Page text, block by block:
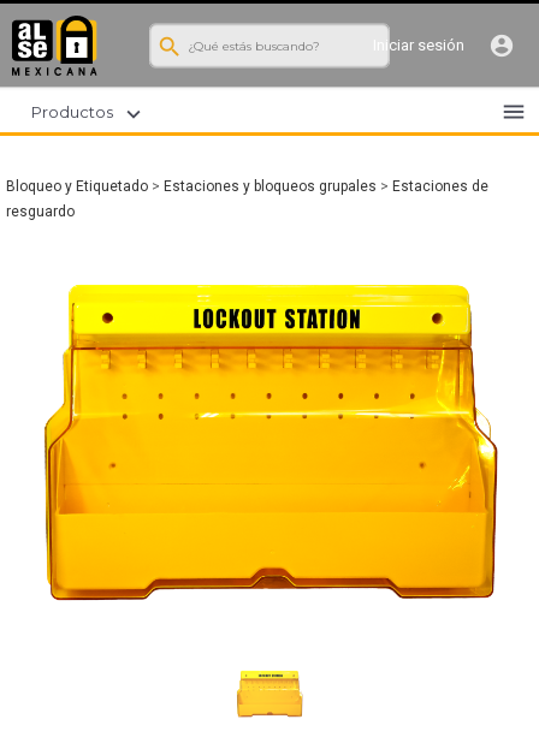
search Iniciar sesión account_circle
menu
Productos expand_more
Bloqueo y Etiquetado > Estaciones y bloqueos grupales > Estaciones de
resguardo